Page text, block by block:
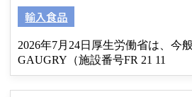
輸入食品
2026年7月24日厚生労働省は、今
GAUGRY（施設番号FR 21 11